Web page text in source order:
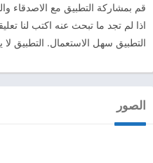
قم بمشاركة التطبيق مع الاصدقاء
اذا لم تجد ما تبحث عنه اكتب لنا
التطبيق سهل الاستعمال. التطبيق
الصور